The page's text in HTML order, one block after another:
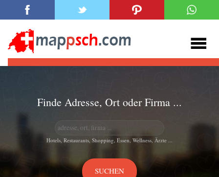
Finde Adresse, Ort oder Firma ...
Hotels, Restaurants, Shopping, Essen, Wellness, Ärzte ...